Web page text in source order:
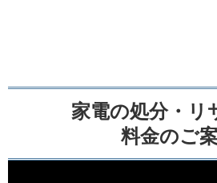
家電の処分・リ
料金のご